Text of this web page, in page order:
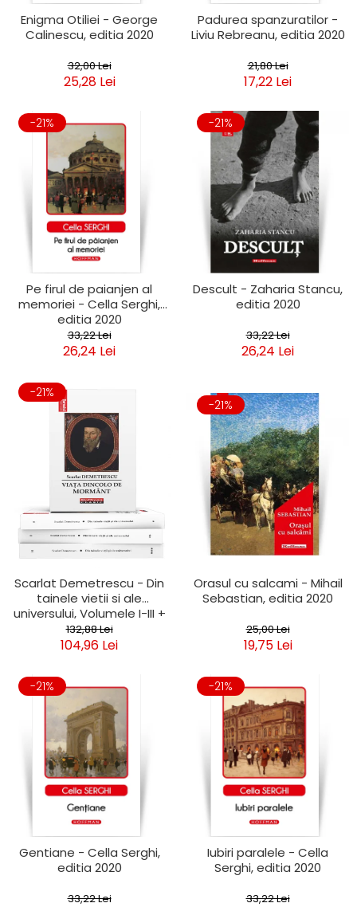
Enigma Otiliei - George
Calinescu, editia 2020
32,00 Lei
25,28 Lei
Padurea spanzuratilor -
Liviu Rebreanu, editia 2020
21,80 Lei
17,22 Lei
-21%
Pe firul de paianjen al
memoriei - Cella Serghi,
editia 2020
33,22 Lei
26,24 Lei
-21%
Descult - Zaharia Stancu,
editia 2020
33,22 Lei
26,24 Lei
-21%
Scarlat Demetrescu - Din
tainele vietii si ale
universului, Volumele I-III +
Viata dincolo de mormant
132,88 Lei
104,96 Lei
-21%
Orasul cu salcami - Mihail
Sebastian, editia 2020
25,00 Lei
19,75 Lei
-21%
Gentiane - Cella Serghi,
editia 2020
33,22 Lei
-21%
Iubiri paralele - Cella
Serghi, editia 2020
33,22 Lei